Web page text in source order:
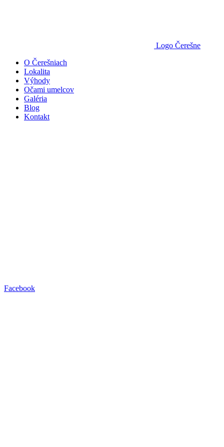
Logo Čerešne
O Čerešniach
Lokalita
Výhody
Očami umelcov
Galéria
Blog
Kontakt
Facebook